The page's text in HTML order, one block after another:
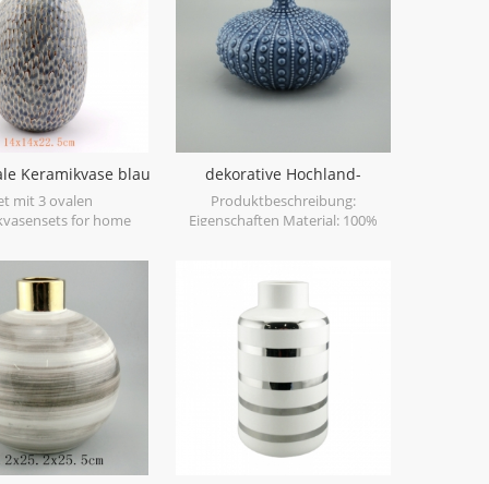
werden.
Keramikvase blau
antik
mit 3 ovalen
for home
dekorative Hochland-
Tischvase
Produktbeschreibung:
Eigenschaften Material: 100%
professionelle Fabrik mit reicher
Qualität, aber konkurrenzfähiger
Preis 3) pünktliche Lieferung
Produktspezifikation: 1. Material:
Steingut China 2. Größe: Weithals:
15.5 * 15.5 * 10cm enger Hals: 19 *
19 * 13cm 3.Farbe: Shinny blau 4.
dekorativ: ja 5. Produktpflege: nur
Handwäsche Detailfoto: